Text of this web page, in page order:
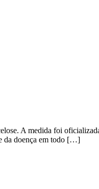
A medida foi
da doença em todo […]